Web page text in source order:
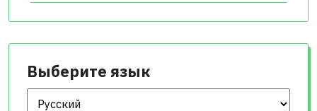
Выберите язык
Выберите язык